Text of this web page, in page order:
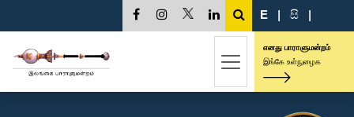
E | සි |
எனது பாராளுமன்றம்
இங்கே உள்நுழைக